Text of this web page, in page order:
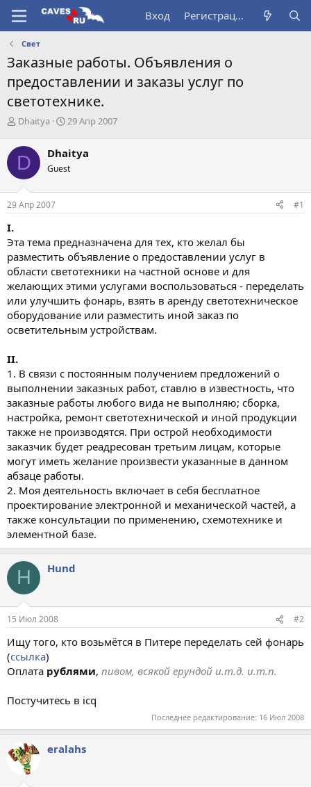
Вход Регистрация
Свет
Заказные работы. Объявления о
предоставлении и заказы услуг по
светотехнике.
А
т
о
р
т
е
м
Dhaitya
Д
а
н
ч
29 Апр 2007
D Dhaitya
Guest
29 Апр 2007 #1
I.
Эта тема предназначена для тех, кто желал бы
разместить объявление о предоставлении услуг в
области светотехники на частной основе и для
желающих этими услугами воспользоваться - переделать
или улучшить фонарь, взять в аренду светотехническое
оборудование или разместить иной заказ по
осветительным устройствам.
II.
1. В связи с постоянным получением предложений о
выполнении заказных работ, ставлю в известность, что
заказные работы любого вида не выполняю; сборка,
настройка, ремонт светотехнической и иной продукции
также не производятся. При острой необходимости
заказчик будет реадресован третьим лицам, которые
могут иметь желание произвести указанные в данном
абзаце работы.
2. Моя деятельность включает в себя бесплатное
проектирование электронной и механической частей, а
также консультации по применению, схемотехнике и
элементной базе.
H Hund
15 Июл 2008 #2
Ищу того, кто возьмётся в Питере переделать сей фонарь
(ссылка)
Оплата рублями, пивом, всякой ерундой и.т.д. и.т.п.
Постучитесь в icq
Последнее редактирование: 16 Июл 2008
eralahs